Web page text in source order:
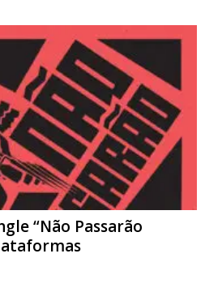
“Não Passarão